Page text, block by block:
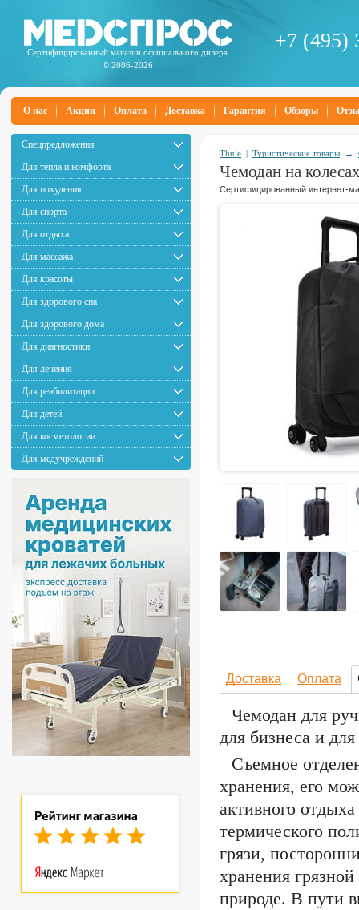
Сертифицированный магазин официального дилера
© 2006-2026
+7 (495)
О нас Акции Оплата Доставка Гарантия Обзоры
Спецпредложения
Для тепла и комфорта
Для похудения
Для спорта
Для отдыха
Для массажа
Для красоты
Для здорового сна
Для здорового дома
Для диагностики
Для лечения
Для реабилитации
Для детей
Для косметологии
Для медучреждений
Thule | Туристические товары →
Чемодан на
Сертифицированный интернет-
Доставка Оплата
Чемодан для
для бизнеса и
Съемное
хранения, его
активного
термического
грязи,
хранения
природе. В пути